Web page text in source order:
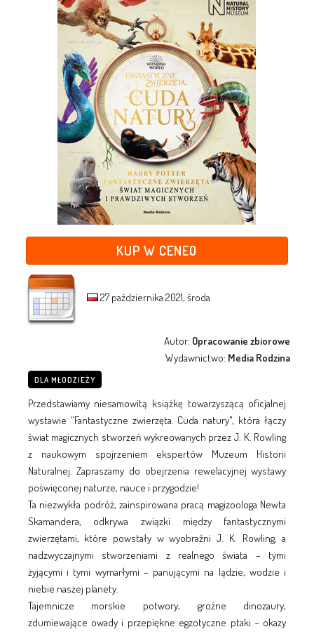
KUP W CENEO
27 października 2021, środa
Autor: Opracowanie zbiorowe
Wydawnictwo: Media Rodzina
DLA MŁODZIEŻY
Przedstawiamy niesamowitą książkę towarzyszącą oficjalnej
wystawie "Fantastyczne zwierzęta. Cuda natury", która łączy
świat magicznych stworzeń wykreowanych przez J. K. Rowling
z naukowym spojrzeniem ekspertów Muzeum Historii
Naturalnej. Zapraszamy do obejrzenia rewelacyjnej wystawy
poświęconej naturze, nauce i przygodzie!
Ta niezwykła podróż, zainspirowana pracą magizoologa Newta
Skamandera, odkrywa związki między fantastycznymi
zwierzętami, które powstały w wyobraźni J. K. Rowling, a
nadzwyczajnymi stworzeniami z realnego świata – tymi
żyjącymi i tymi wymarłymi – panującymi na lądzie, wodzie i
niebie naszej planety.
Tajemnicze morskie potwory, groźne dinozaury,
zdumiewające owady i przepiękne egzotyczne ptaki – okazy